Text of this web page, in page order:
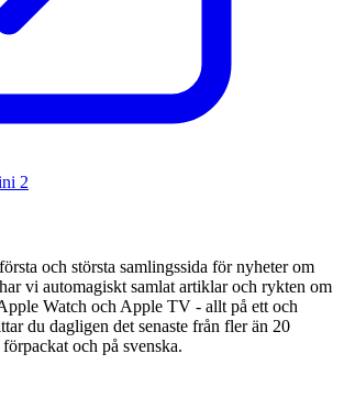
2
och största samlingssida för nyheter om
vi automagiskt samlat artiklar och rykten om
Watch och Apple TV - allt på ett och
du dagligen det senaste från fler än 20
och på svenska.